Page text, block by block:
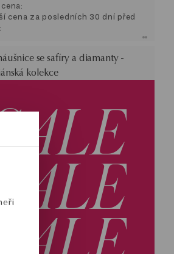
cena za posledních 30 dní před
se safíry a diamanty -
kolekce